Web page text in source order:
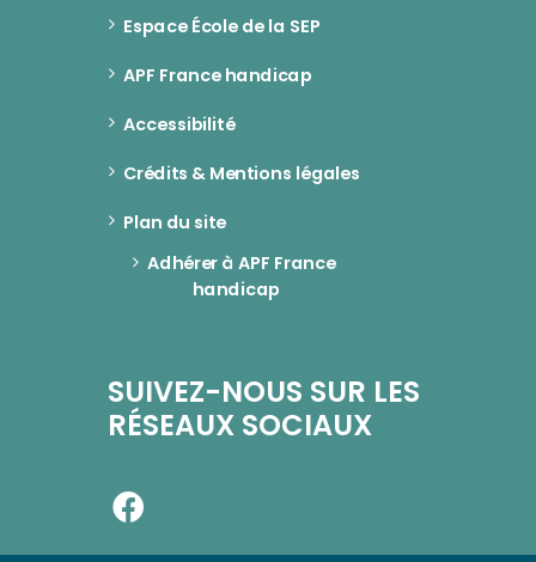
Espace École de la SEP
APF France handicap
Accessibilité
Crédits & Mentions légales
Plan du site
Adhérer à APF France
handicap
SUIVEZ-NOUS SUR LES
RÉSEAUX SOCIAUX